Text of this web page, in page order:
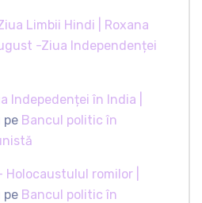
Limbii Hindi | Roxana
-Ziua Independenței
Indepedenței în India |
pe Bancul politic în
romilor |
pe Bancul politic în